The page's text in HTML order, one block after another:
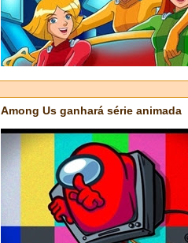
Among Us ganhará série animada